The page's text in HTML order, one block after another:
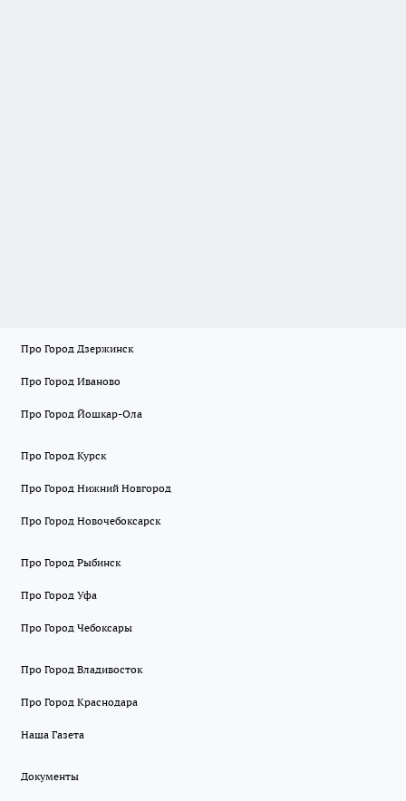
Про Город Дзержинск
Про Город Иваново
Про Город Йошкар-Ола
Про Город Курск
Про Город Нижний Новгород
Про Город Новочебоксарск
Про Город Рыбинск
Про Город Уфа
Про Город Чебоксары
Про Город Владивосток
Про Город Краснодара
Наша Газета
Документы